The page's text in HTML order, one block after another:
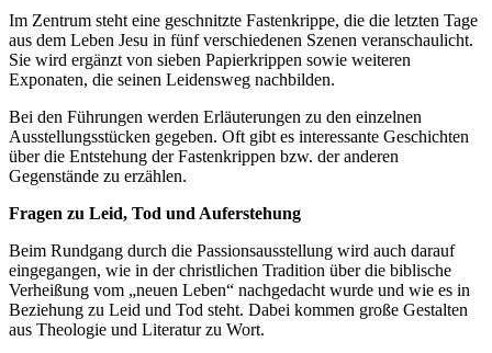
Im Zentrum steht eine geschnitzte Fastenkrippe, die die letzten Tage
aus dem Leben Jesu in fünf verschiedenen Szenen veranschaulicht.
Sie wird ergänzt von sieben Papierkrippen sowie weiteren
Exponaten, die seinen Leidensweg nachbilden.
Bei den Führungen werden Erläuterungen zu den einzelnen
Ausstellungsstücken gegeben. Oft gibt es interessante Geschichten
über die Entstehung der Fastenkrippen bzw. der anderen
Gegenstände zu erzählen.
Fragen zu Leid, Tod und Auferstehung
Beim Rundgang durch die Passionsausstellung wird auch darauf
eingegangen, wie in der christlichen Tradition über die biblische
Verheißung vom „neuen Leben“ nachgedacht wurde und wie es in
Beziehung zu Leid und Tod steht. Dabei kommen große Gestalten
aus Theologie und Literatur zu Wort.‎‎‎‎‎‎